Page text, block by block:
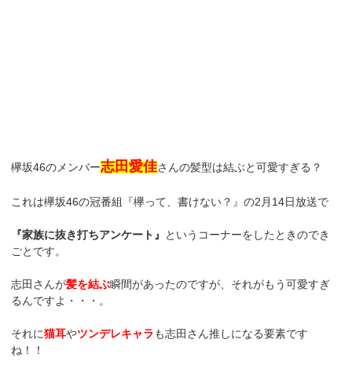
欅坂46のメンバー志田愛佳さんの髪型は結ぶと可愛すぎる？
これは欅坂46の冠番組『欅って、書けない？』の2月14日放送で
『家族に抜き打ちアンケート』 というコーナーをしたときのでき
ごとです。
志田さんが髪を結ぶ瞬間があったのですが、それがもう可愛すぎ
るんですよ・・・。
それに猫耳やツンデレキャラも志田さん推しになる要素です
ね！！